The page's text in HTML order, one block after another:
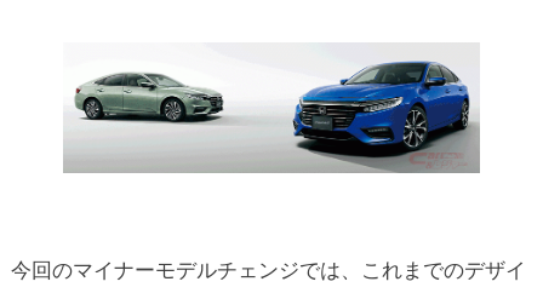
今回のマイナーモデルチェンジでは、これまでのデザイ